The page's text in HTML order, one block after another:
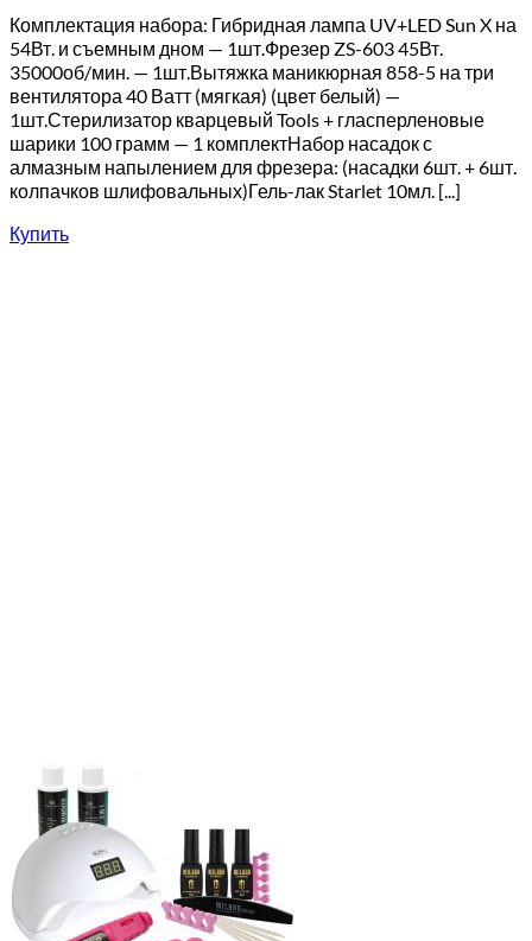
Комплектация набора: Гибридная лампа UV+LED Sun X на
54Вт. и съемным дном — 1шт.Фрезер ZS-603 45Вт.
35000об/мин. — 1шт.Вытяжка маникюрная 858-5 на три
вентилятора 40 Ватт (мягкая) (цвет белый) —
1шт.Стерилизатор кварцевый Tools + гласперленовые
шарики 100 грамм — 1 комплектНабор насадок с
алмазным напылением для фрезера: (насадки 6шт. + 6шт.
колпачков шлифовальных)Гель-лак Starlet 10мл. [...]
Купить